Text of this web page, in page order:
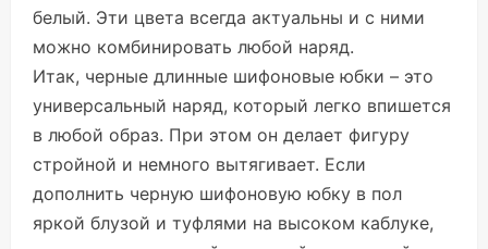
белый. Эти цвета всегда актуальны и с ними
можно комбинировать любой наряд.
Итак, черные длинные шифоновые юбки – это
универсальный наряд, который легко впишется
в любой образ. При этом он делает фигуру
стройной и немного вытягивает. Если
дополнить черную шифоновую юбку в пол
яркой блузой и туфлями на высоком каблуке,